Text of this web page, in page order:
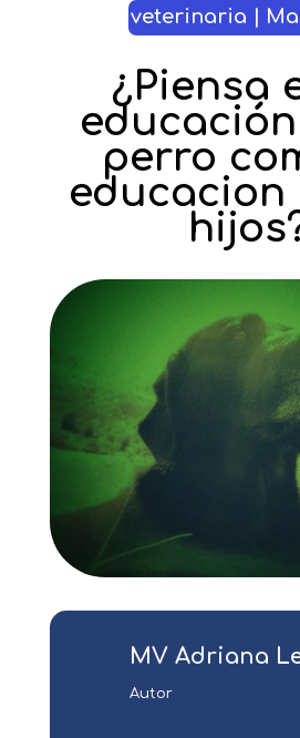
veterinaria |
¿Piensa
perro
educacion
MV Adriana
Autor